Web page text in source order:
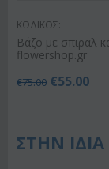
ΚΩΔΙΚΟΣ:
Βάζο με σπιραλ
flowershop.gr
€75.00 €55.00
ΣΤΗΝ